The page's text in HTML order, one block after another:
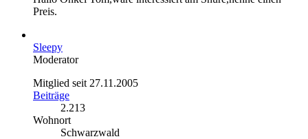
Preis.
Sleepy
Moderator
Mitglied seit 27.11.2005
Beiträge
2.213
Wohnort
Schwarzwald